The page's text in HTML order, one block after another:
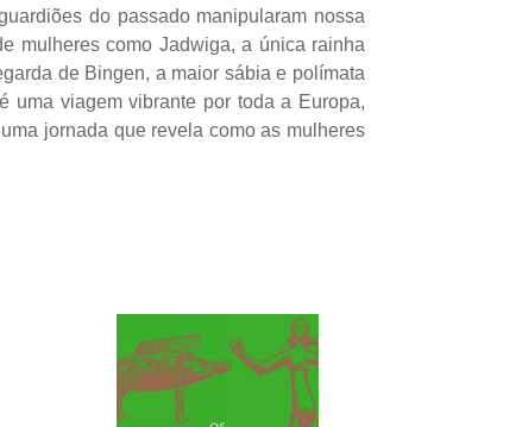
do passado manipularam nossa
mulheres como Jadwiga, a única rainha
de Bingen, a maior sábia e polímata
uma viagem vibrante por toda a Europa,
jornada que revela como as mulheres